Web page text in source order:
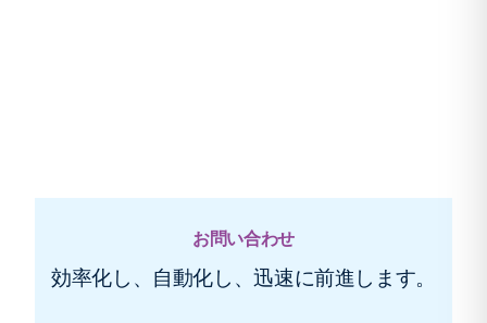
お問い合わせ
効率化し、自動化し、迅速に前進します。